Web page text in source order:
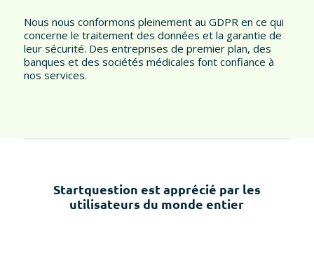
Nous nous conformons pleinement au GDPR en ce qui
concerne le traitement des données et la garantie de
leur sécurité. Des entreprises de premier plan, des
banques et des sociétés médicales font confiance à
nos services.
Startquestion est apprécié par les
utilisateurs du monde entier